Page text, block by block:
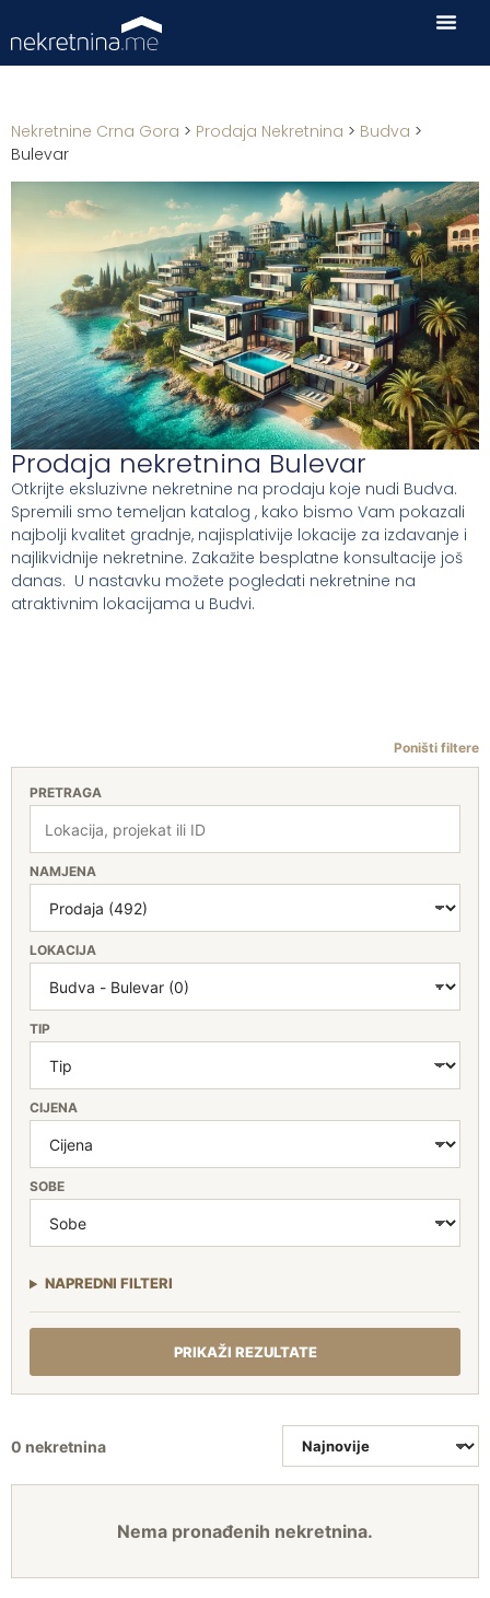
Nekretnine Crna Gora > Prodaja Nekretnina > Budva >
Bulevar
Prodaja nekretnina Bulevar
Otkrijte eksluzivne nekretnine na prodaju koje nudi Budva.
Spremili smo temeljan katalog , kako bismo Vam pokazali
najbolji kvalitet gradnje, najisplativije lokacije za izdavanje i
najlikvidnije nekretnine. Zakažite besplatne konsultacije još
danas. U nastavku možete pogledati nekretnine na
atraktivnim lokacijama u Budvi.
Poništi filtere
PRETRAGA
NAMJENA
LOKACIJA
TIP
CIJENA
SOBE
NAPREDNI FILTERI
PRIKAŽI REZULTATE
0 nekretnina
SORTIRANJE
Nema pronađenih nekretnina.